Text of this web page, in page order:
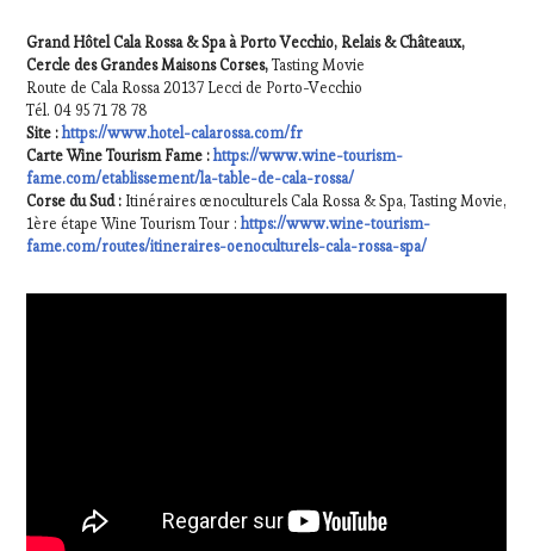
Grand Hôtel Cala Rossa & Spa à Porto Vecchio, Relais & Châteaux,
Cercle des Grandes Maisons Corses,Tasting Movie
Route de Cala Rossa 20137 Lecci de Porto-Vecchio
Tél. 04 95 71 78 78
Site :https://www.hotel-calarossa.com/fr
Carte Wine Tourism Fame : https://www.wine-tourism-
fame.com/etablissement/la-table-de-cala-rossa/
Corse du Sud : Itinéraires œnoculturels Cala Rossa & Spa, Tasting Movie,
1ère étape Wine Tourism Tour :https://www.wine-tourism-
fame.com/routes/itineraires-oenoculturels-cala-rossa-spa/